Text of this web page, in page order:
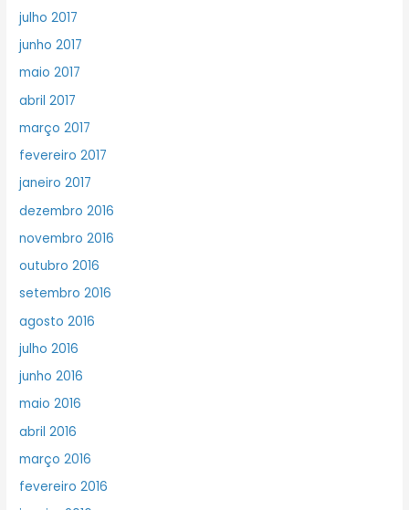
julho 2017
junho 2017
maio 2017
abril 2017
março 2017
fevereiro 2017
janeiro 2017
dezembro 2016
novembro 2016
outubro 2016
setembro 2016
agosto 2016
julho 2016
junho 2016
maio 2016
abril 2016
março 2016
fevereiro 2016